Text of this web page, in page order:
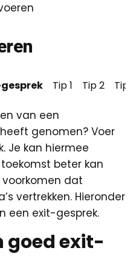
van een
genomen? Voer
Je kan hiermee
beter kan
voorkomen dat
vertrekken. Hieronder
een exit-gesprek.
goed exit-
Tip 1 Tip 2 Tip